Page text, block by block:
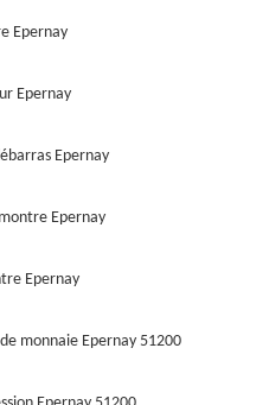
Epernay
Epernay
Epernay
Epernay
Epernay
monnaie Epernay 51200